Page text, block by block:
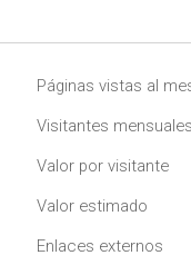
Páginas vistas al
Visitantes mensuales
Valor por visitante
Valor estimado
Enlaces externos